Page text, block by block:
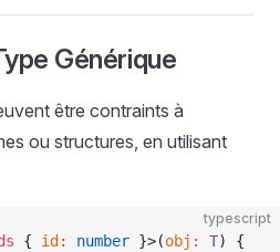
Générique
être contraints à
ou structures, en utilisant
typescript
{ id : number }>(obj : T) {